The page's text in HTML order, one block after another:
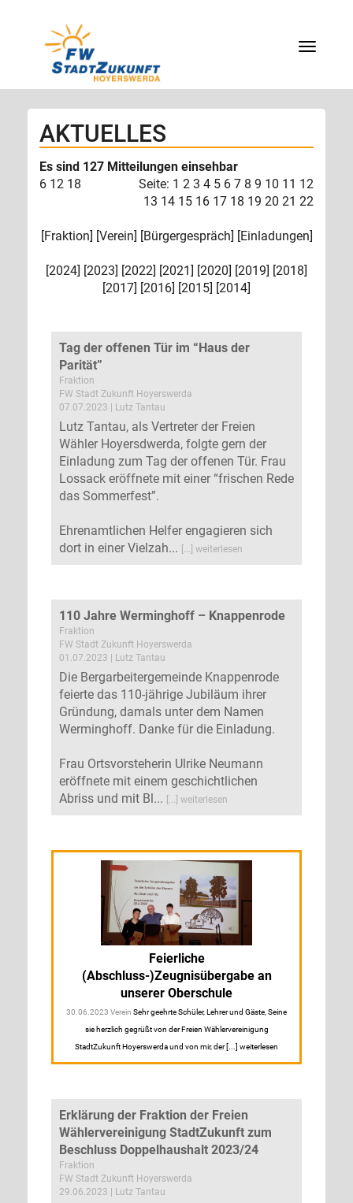
Menü
AKTUELLES
Es sind 127 Mitteilungen einsehbar
6 12 18 Seite: 1 2 3 4 5 6 7 8 9 10 11 12
13 14 15 16 17 18 19 20 21 22
[Fraktion] [Verein] [Bürgergespräch] [Einladungen]
[2024] [2023] [2022] [2021] [2020] [2019] [2018]
[2017] [2016] [2015] [2014]
Tag der offenen Tür im “Haus der
Parität”
Fraktion
FW Stadt Zukunft Hoyerswerda
07.07.2023 | Lutz Tantau
Lutz Tantau, als Vertreter der Freien
Wähler Hoyersdwerda, folgte gern der
Einladung zum Tag der offenen Tür. Frau
Lossack eröffnete mit einer “frischen Rede
das Sommerfest”.
Ehrenamtlichen Helfer engagieren sich
dort in einer Vielzah...
[...] weiterlesen
110 Jahre Werminghoff – Knappenrode
Fraktion
FW Stadt Zukunft Hoyerswerda
01.07.2023 | Lutz Tantau
Die Bergarbeitergemeinde Knappenrode
feierte das 110-jährige Jubiläum ihrer
Gründung, damals unter dem Namen
Werminghoff. Danke für die Einladung.
Frau Ortsvorsteherin Ulrike Neumann
eröffnete mit einem geschichtlichen
Abriss und mit Bl...
[...] weiterlesen
Feierliche
(Abschluss-)Zeugnisübergabe an
unserer Oberschule
30.06.2023 Verein Sehr geehrte Schüler, Lehrer und Gäste, Seine
sie herzlich gegrüßt von der Freien Wählervereinigung
StadtZukunft Hoyerswerda und von mir, der [...] weiterlesen
Erklärung der Fraktion der Freien
Wählervereinigung StadtZukunft zum
Beschluss Doppelhaushalt 2023/24
Fraktion
FW Stadt Zukunft Hoyerswerda
29.06.2023 | Lutz Tantau